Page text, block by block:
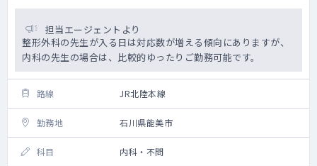
担当エージェントより
整形外科の先生が入る日は対応数が増える傾向にありますが、
内科の先生の場合は、比較的ゆったりご勤務可能です。
路線 JR北陸本線
勤務地 石川県能美市
科目 内科・不問